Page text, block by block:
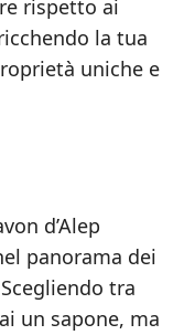
rispetto ai
la tua
uniche e
d’Alep
panorama dei
tra
un sapone, ma